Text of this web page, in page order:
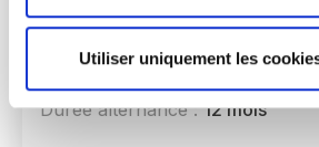
Utiliser uniquement les
Internet de rester accessible et
Durée bootcamp :3 mois
Durée alternance :12 mois